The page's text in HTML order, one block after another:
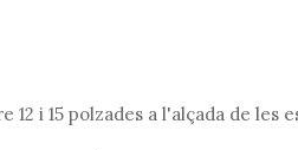
12 i 15 polzades a l'alçada de les